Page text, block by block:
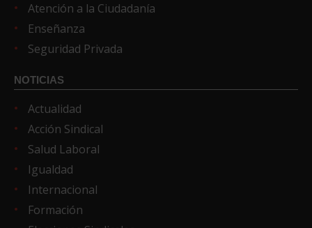
Atención a la Ciudadanía
Enseñanza
Seguridad Privada
NOTICIAS
Actualidad
Acción Sindical
Salud Laboral
Igualdad
Internacional
Formación